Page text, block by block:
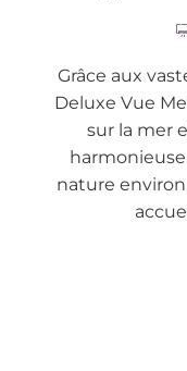
Grâce aux
Deluxe Vue
sur la mer
nature